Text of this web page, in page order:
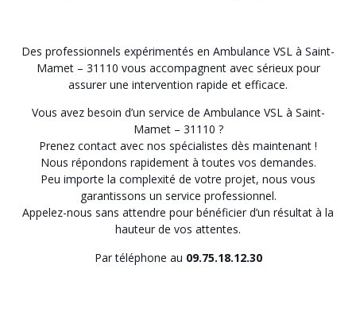
Des professionnels expérimentés en Ambulance VSL à Saint-
Mamet – 31110 vous accompagnent avec sérieux pour
assurer une intervention rapide et efficace.
Vous avez besoin d’un service de Ambulance VSL à Saint-
Mamet – 31110 ?
Prenez contact avec nos spécialistes dès maintenant !
Nous répondons rapidement à toutes vos demandes.
Peu importe la complexité de votre projet, nous vous
garantissons un service professionnel.
Appelez-nous sans attendre pour bénéficier d’un résultat à la
hauteur de vos attentes.
Par téléphone au 09.75.18.12.30